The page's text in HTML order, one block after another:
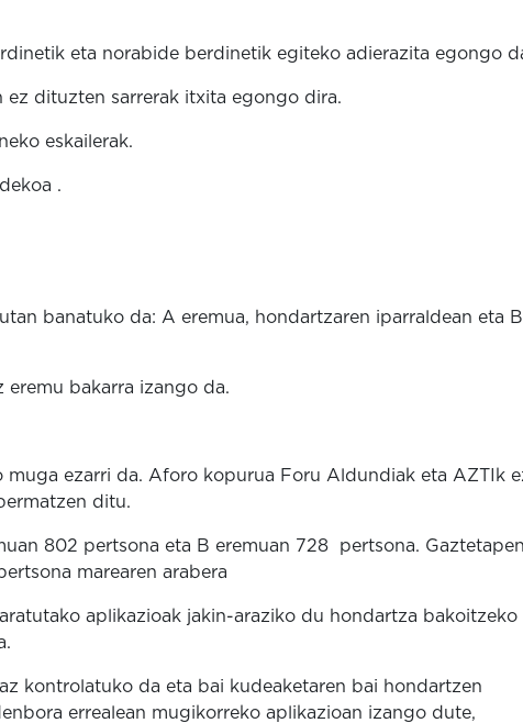
eta norabide berdinetik egiteko adierazita egongo
dituzten sarrerak itxita egongo dira.
eskailerak.
.
banatuko da: A eremua, hondartzaren iparraldean eta B
bakarra izango da.
ezarri da. Aforo kopurua Foru Aldundiak eta AZTIk
ditu.
802 pertsona eta B eremuan 728 pertsona. Gaztetapen
marearen arabera
aplikazioak jakin-araziko du hondartza bakoitzeko
kontrolatuko da eta bai kudeaketaren bai hondartzen
errealean mugikorreko aplikazioan izango dute,